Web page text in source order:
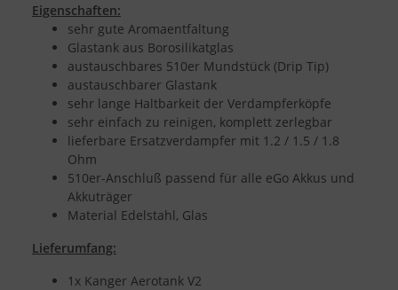
Eigenschaften:
sehr gute Aromaentfaltung
Glastank aus Borosilikatglas
austauschbares 510er Mundstück (Drip Tip)
austauschbarer Glastank
sehr lange Haltbarkeit der Verdampferköpfe
sehr einfach zu reinigen, komplett zerlegbar
lieferbare Ersatzverdampfer mit 1.2 / 1.5 / 1.8
Ohm
510er-Anschluß passend für alle eGo Akkus und
Akkuträger
Material Edelstahl, Glas
Lieferumfang:
1x Kanger Aerotank V2